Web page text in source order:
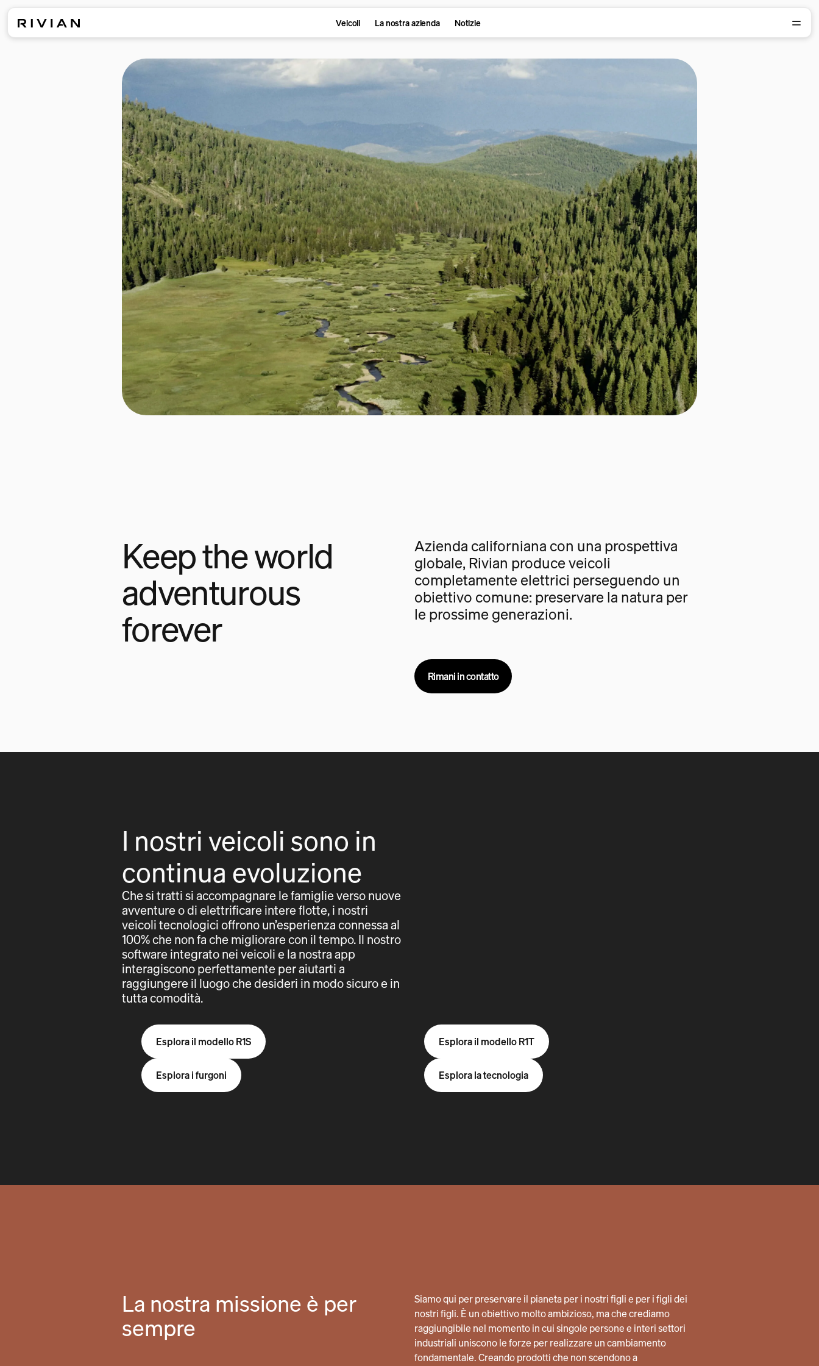
Veicoli La nostra azienda Notizie
Keep the world
adventurous
forever
Azienda californiana con una prospettiva
globale, Rivian produce veicoli
completamente elettrici perseguendo un
obiettivo comune: preservare la natura per
le prossime generazioni.
Rimani in contatto
I nostri veicoli sono in
continua evoluzione
Che si tratti si accompagnare le famiglie verso nuove
avventure o di elettrificare intere flotte, i nostri
veicoli tecnologici offrono un’esperienza connessa al
100% che non fa che migliorare con il tempo. Il nostro
software integrato nei veicoli e la nostra app
interagiscono perfettamente per aiutarti a
raggiungere il luogo che desideri in modo sicuro e in
tutta comodità.
Esplora il modello R1S Esplora il modello R1T
Esplora i furgoni Esplora la tecnologia
La nostra missione è per
sempre
Siamo qui per preservare il pianeta per i nostri figli e per i figli dei
nostri figli. È un obiettivo molto ambizioso, ma che crediamo
raggiungibile nel momento in cui singole persone e interi settori
industriali uniscono le forze per realizzare un cambiamento
fondamentale. Creando prodotti che non scendono a